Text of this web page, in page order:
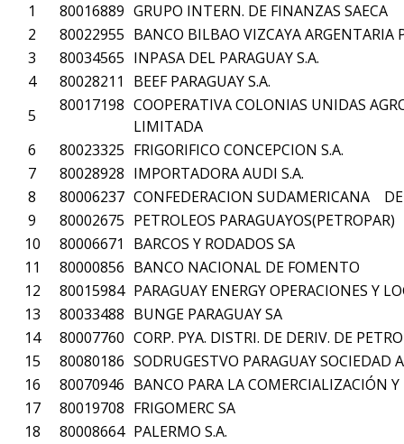
1
80016889 GRUPO INTERN. DE FINANZAS SAECA
2
80022955 BANCO BILBAO VIZCAYA ARGENTARIA
3
80034565 INPASA DEL PARAGUAY S.A.
4
80028211
BEEF PARAGUAY S.A.
5
80017198 COOPERATIVA COLONIAS UNIDAS
LIMITADA
6
80023325 FRIGORIFICO CONCEPCION S.A.
7
80028928 IMPORTADORA AUDI S.A.
8
80006237 CONFEDERACION SUDAMERICANA
9
80002675 PETROLEOS PARAGUAYOS(PETROPAR)
10
80006671
BARCOS Y RODADOS SA
11
80000856 BANCO NACIONAL DE FOMENTO
12
80015984 PARAGUAY ENERGY OPERACIONES Y
13
80033488 BUNGE PARAGUAY SA
14
80007760 CORP. PYA. DISTRI. DE DERIV. DE
15
80080186 SODRUGESTVO PARAGUAY SOCIEDAD
16
80070946 BANCO PARA LA COMERCIALIZACIÓN
17
80019708 FRIGOMERC SA
18
80008664 PALERMO S.A.